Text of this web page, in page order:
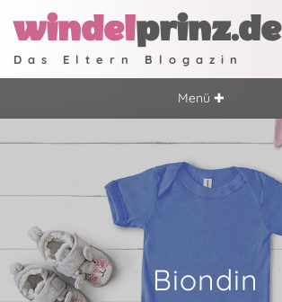
windelprinz.de
Das Eltern Blogazin
Menü ✚
Biondin